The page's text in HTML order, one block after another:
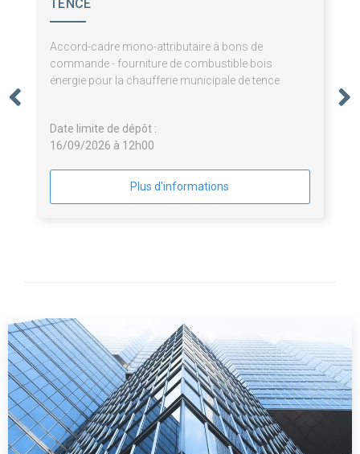
TENCE
Accord-cadre mono-attributaire à bons de
commande - fourniture de combustible bois
énergie pour la chaufferie municipale de tence
Date limite de dépôt :
16/09/2026 à 12h00
Plus d'informations